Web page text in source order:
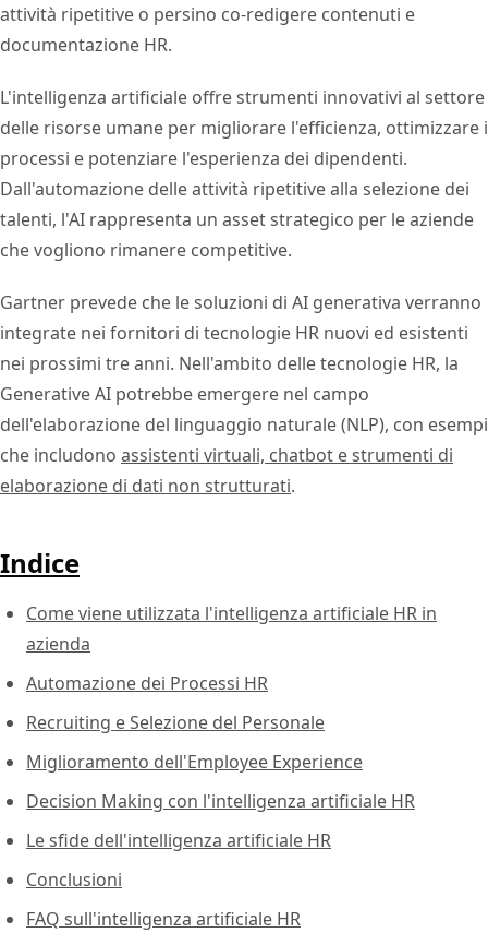
attività ripetitive o persino co-redigere contenuti e
documentazione HR.
L'intelligenza artificiale offre strumenti innovativi al settore
delle risorse umane per migliorare l'efficienza, ottimizzare i
processi e potenziare l'esperienza dei dipendenti.
Dall'automazione delle attività ripetitive alla selezione dei
talenti, l'AI rappresenta un asset strategico per le aziende
che vogliono rimanere competitive.
Gartner prevede che le soluzioni di AI generativa verranno
integrate nei fornitori di tecnologie HR nuovi ed esistenti
nei prossimi tre anni. Nell'ambito delle tecnologie HR, la
Generative AI potrebbe emergere nel campo
dell'elaborazione del linguaggio naturale (NLP), con esempi
che includono assistenti virtuali, chatbot e strumenti di
elaborazione di dati non strutturati.
Indice
Come viene utilizzata l'intelligenza artificiale HR in
azienda
Automazione dei Processi HR
Recruiting e Selezione del Personale
Miglioramento dell'Employee Experience
Decision Making con l'intelligenza artificiale HR
Le sfide dell'intelligenza artificiale HR
Conclusioni
FAQ sull'intelligenza artificiale HR